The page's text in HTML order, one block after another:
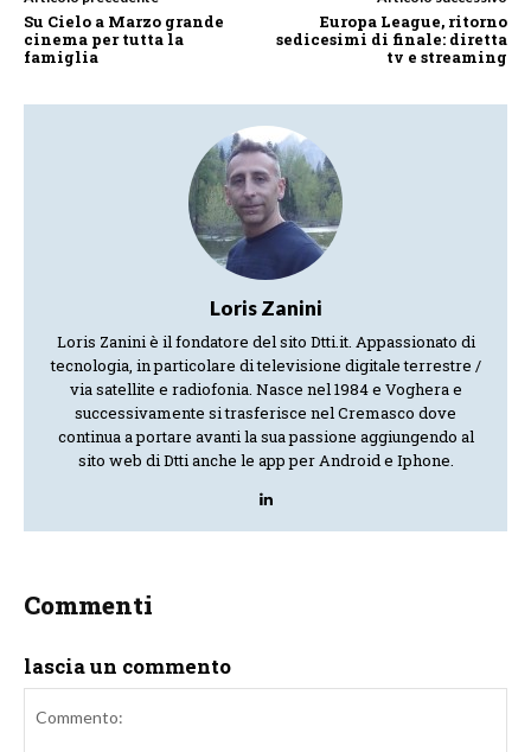
Su Cielo a Marzo grande
cinema per tutta la
famiglia
Europa League, ritorno
sedicesimi di finale: diretta
tv e streaming
Loris Zanini
Loris Zanini è il fondatore del sito Dtti.it. Appassionato di
tecnologia, in particolare di televisione digitale terrestre /
via satellite e radiofonia. Nasce nel 1984 e Voghera e
successivamente si trasferisce nel Cremasco dove
continua a portare avanti la sua passione aggiungendo al
sito web di Dtti anche le app per Android e Iphone.
Commenti
lascia un commento